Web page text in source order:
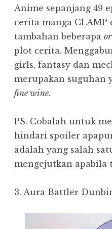
Anime sepanjang 49
cerita manga CLAMP
tambahan beberapa
plot cerita.
girls, fantasy dan
merupakan suguhan
fine wine.
PS. Cobalah untuk
hindari spoiler
adalah yang salah
mengejutkan apabila
3. Aura Battler